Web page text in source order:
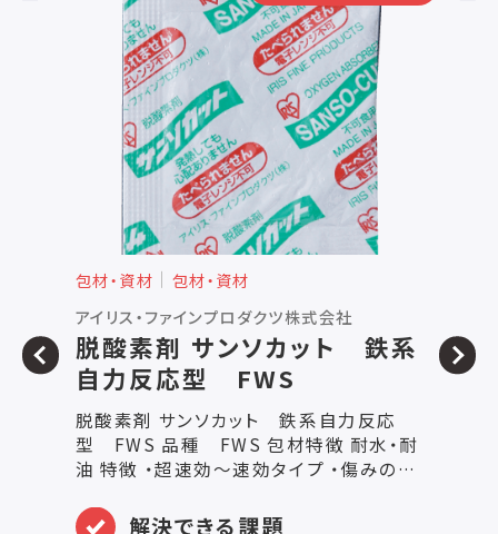
包材・資材
包材・資材
アイリス・ファインプロダクツ株式会社
脱酸素剤 サンソカット 鉄系
自力反応型 FWS
脱酸素剤 サンソカット 鉄系自力反応
型 FWS 品種 FWS 包材特徴 耐水・耐
油 特徴 ・超速効～速効タイプ ・傷みの早
ン、焼菓子、ピザ、半生菓子、削節、人形
解決できる課題